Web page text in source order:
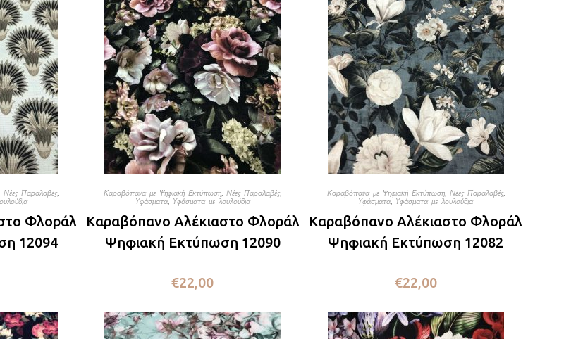
,Νέες Παραλαβές,
Φλοράλ
12094
Καραβόπανα με Ψηφιακή Εκτύπωση ,Νέες Παραλαβές,
Υφάσματα, Υφάσματα με λουλούδια
Καραβόπανο Αλέκιαστο Φλοράλ
Ψηφιακή Εκτύπωση 12090
€22,00
Καραβόπανα με Ψηφιακή Εκτύπωση, Νέες Παραλαβές,
Υφάσματα, Υφάσματα με λουλούδια
Καραβόπανο Αλέκιαστο Φλοράλ
Ψηφιακή Εκτύπωση 12082
€22,00